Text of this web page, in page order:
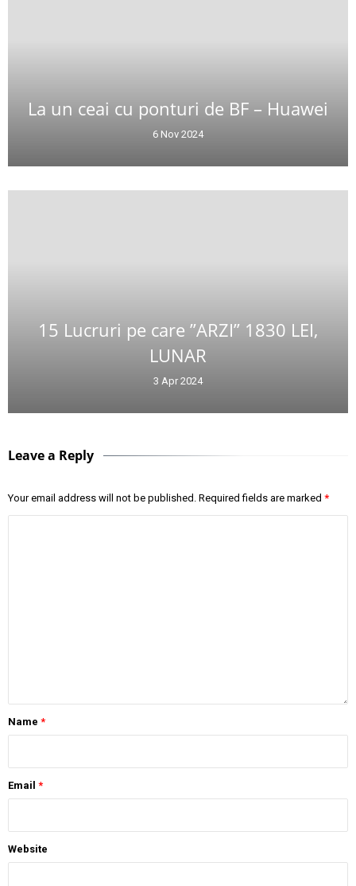
La un ceai cu ponturi de BF – Huawei
6 Nov 2024
15 Lucruri pe care ”ARZI” 1830 LEI,
LUNAR
3 Apr 2024
Leave a Reply
Your email address will not be published. Required fields are marked *
Name *
Email *
Website